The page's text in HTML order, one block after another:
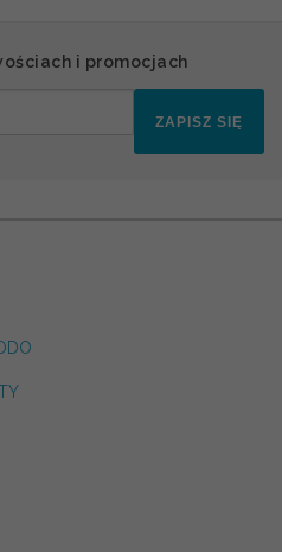
i promocjach
ZAPISZ SIĘ